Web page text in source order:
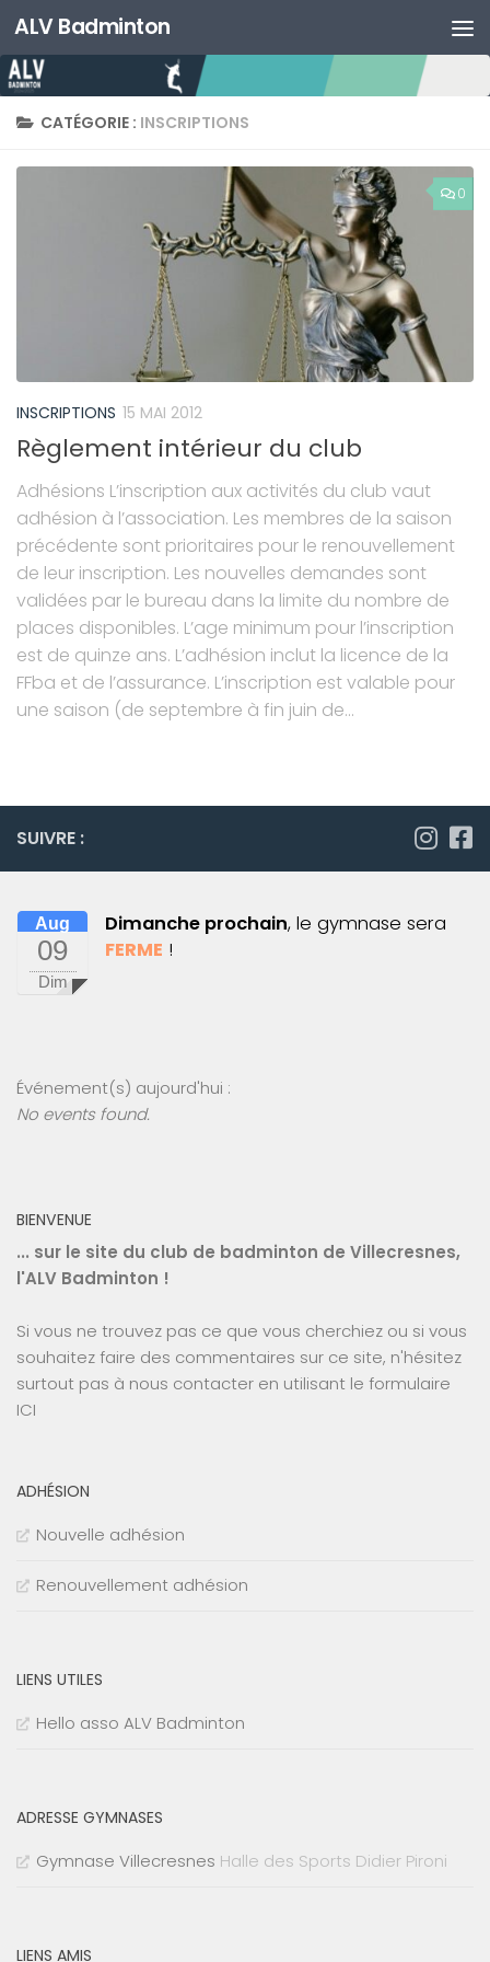
Skip to content
ALV Badminton
CATÉGORIE : INSCRIPTIONS
0
INSCRIPTIONS 15 MAI 2012
Règlement intérieur du club
Adhésions L’inscription aux activités du club vaut
adhésion à l’association. Les membres de la saison
précédente sont prioritaires pour le renouvellement
de leur inscription. Les nouvelles demandes sont
validées par le bureau dans la limite du nombre de
places disponibles. L’age minimum pour l’inscription
est de quinze ans. L’adhésion inclut la licence de la
FFba et de l’assurance. L’inscription est valable pour
une saison (de septembre à fin juin de...
SUIVRE :
Aug
09
Dim
Dimanche prochain, le gymnase sera
FERME !
Événement(s) aujourd'hui :
No events found.
BIENVENUE
... sur le site du club de badminton de Villecresnes,
l'ALV Badminton !
Si vous ne trouvez pas ce que vous cherchiez ou si vous
souhaitez faire des commentaires sur ce site, n'hésitez
surtout pas à nous contacter en utilisant le formulaire
ICI
ADHÉSION
Nouvelle adhésion
Renouvellement adhésion
LIENS UTILES
Hello asso ALV Badminton
ADRESSE GYMNASES
Gymnase Villecresnes Halle des Sports Didier Pironi
LIENS AMIS